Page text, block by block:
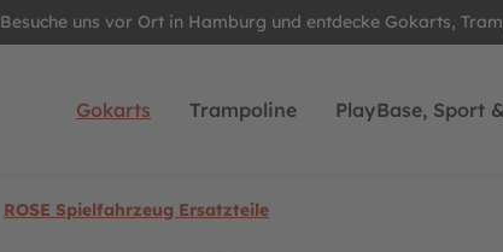
Besuche uns vor Ort in Hamburg und entdecke Gokarts,
Gokarts Trampoline PlayBase, Sport
ROSE Spielfahrzeug Ersatzteile